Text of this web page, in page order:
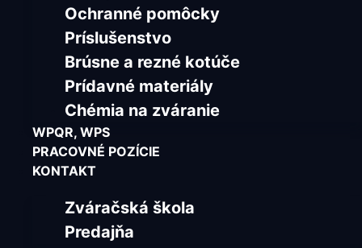
Ochranné pomôcky
Príslušenstvo
Brúsne a rezné kotúče
Prídavné materiály
Chémia na zváranie
WPQR, WPS
PRACOVNÉ POZÍCIE
KONTAKT
Zváračská škola
Predajňa